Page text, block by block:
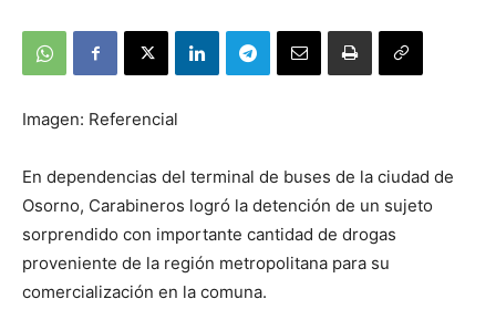
Imagen: Referencial
En dependencias del terminal de buses de la ciudad de
Osorno, Carabineros logró la detención de un sujeto
sorprendido con importante cantidad de drogas
proveniente de la región metropolitana para su
comercialización en la comuna.